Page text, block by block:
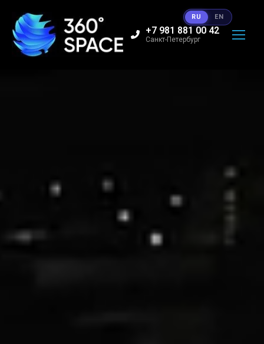
+7 981 881 00 42
Санкт-Петербург
RU EN